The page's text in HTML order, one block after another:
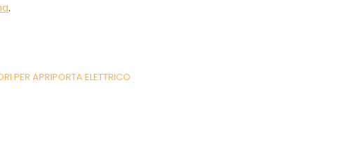
.
PER APRIPORTA ELETTRICO